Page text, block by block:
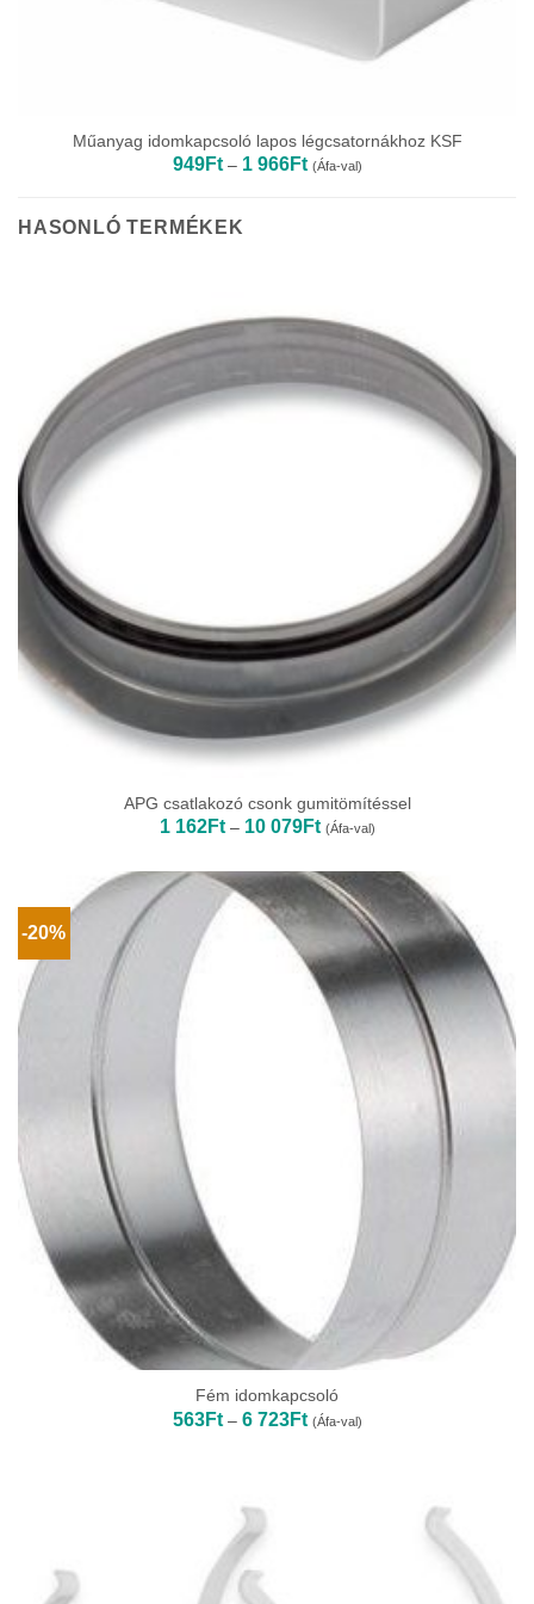
Műanyag idomkapcsoló lapos légcsatornákhoz KSF
949Ft – 1 966FtÁrtartomány:
949Ft
(Áfa-val)
HASONLÓ TERMÉKEK
APG csatlakozó csonk gumitömítéssel
1 162Ft – 10 079FtÁrtartomány:
1
-
10
079Ft
(Áfa-val)
-20%
Fém idomkapcsoló
563Ft – 6 723FtÁrtartomány:
563Ft
(Áfa-val)